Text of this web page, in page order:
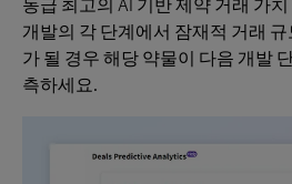
동급 최고의 AI 기반 제약 거래 가
개발의 각 단계에서 잠재적 거래
가 될 경우 해당 약물이 다음 개발
측하세요.